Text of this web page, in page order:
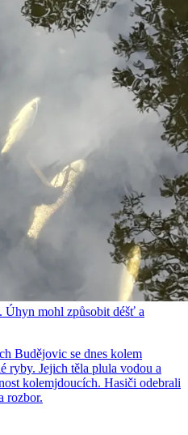
Úhyn mohl způsobit déšť a
Budějovic se dnes kolem
ryby. Jejich těla plula vodou a
kolemjdoucích. Hasiči odebrali
rozbor.